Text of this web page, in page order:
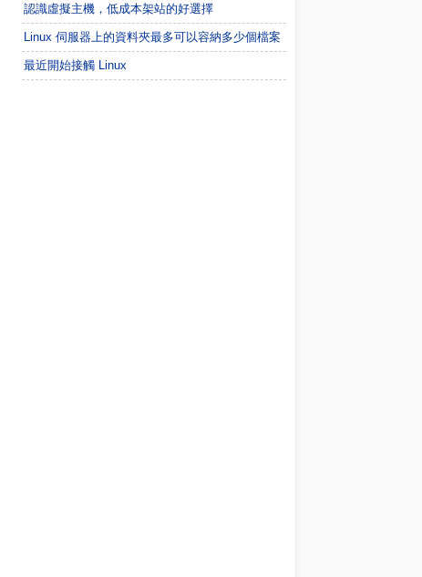
認識虛擬主機，低成本架站的好選擇
Linux 伺服器上的資料夾最多可以容納多少個檔案
最近開始接觸 Linux